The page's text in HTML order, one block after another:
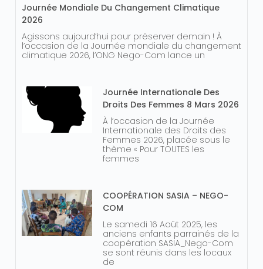
Journée Mondiale Du Changement Climatique
2026
Agissons aujourd’hui pour préserver demain ! À
l’occasion de la Journée mondiale du changement
climatique 2026, l’ONG Nego-Com lance un
Journée Internationale Des
Droits Des Femmes 8 Mars 2026
À l’occasion de la Journée
Internationale des Droits des
Femmes 2026, placée sous le
thème « Pour TOUTES les
femmes
COOPÉRATION SASIA – NEGO-
COM
Le samedi 16 Août 2025, les
anciens enfants parrainés de la
coopération SASIA_Nego-Com
se sont réunis dans les locaux
de